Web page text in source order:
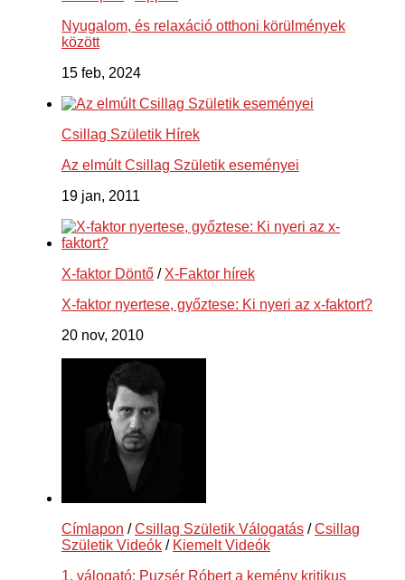
Nyugalom, és relaxáció otthoni körülmények
között
15 feb, 2024
Csillag Születik Hírek
Az elmúlt Csillag Születik eseményei
19 jan, 2011
X-faktor Döntő / X-Faktor hírek
X-faktor nyertese, győztese: Ki nyeri az x-faktort?
20 nov, 2010
Címlapon /Csillag Születik Válogatás /Csillag
Születik Videók / Kiemelt Videók
1. válogató: Puzsér Róbert a kemény kritikus